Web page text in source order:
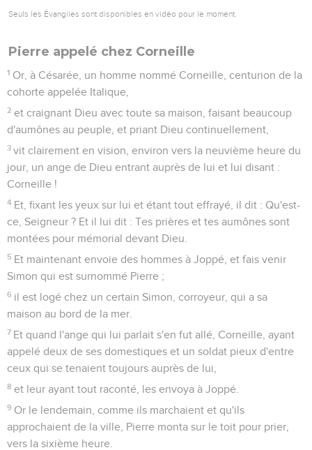
Seuls les Évangiles sont disponibles en vidéo pour le moment.
Pierre appelé chez Corneille
1 Or, à Césarée, un homme nommé Corneille, centurion de la
cohorte appelée Italique,
2 et craignant Dieu avec toute sa maison, faisant beaucoup
d'aumônes au peuple, et priant Dieu continuellement,
3 vit clairement en vision, environ vers la neuvième heure du
jour, un ange de Dieu entrant auprès de lui et lui disant :
Corneille !
4 Et, fixant les yeux sur lui et étant tout effrayé, il dit : Qu'est-
ce, Seigneur ? Et il lui dit : Tes prières et tes aumônes sont
montées pour mémorial devant Dieu.
5 Et maintenant envoie des hommes à Joppé, et fais venir
Simon qui est surnommé Pierre ;
6 il est logé chez un certain Simon, corroyeur, qui a sa
maison au bord de la mer.
7 Et quand l'ange qui lui parlait s'en fut allé, Corneille, ayant
appelé deux de ses domestiques et un soldat pieux d'entre
ceux qui se tenaient toujours auprès de lui,
8 et leur ayant tout raconté, les envoya à Joppé.
9 Or le lendemain, comme ils marchaient et qu'ils
approchaient de la ville, Pierre monta sur le toit pour prier,
vers la sixième heure.